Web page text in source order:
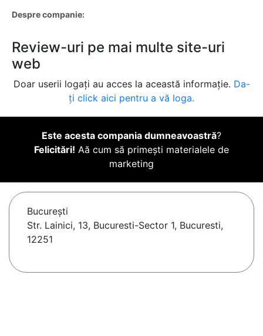
Despre companie:
Review-uri pe mai multe site-uri
web
Doar userii logați au acces la această informație. Da-
ți click aici pentru a vă loga.
Este acesta compania dumneavoastră?
Felicitări! Aă cum să primești materialele de
marketing
Bucureşti
Str. Lainici, 13, Bucuresti-Sector 1, Bucuresti,
12251